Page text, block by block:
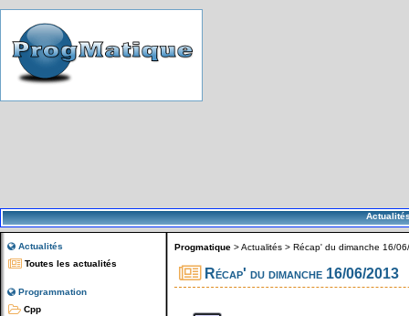
Actualités
Toutes les actualités
Programmation
Cpp
Progmatique >Actualités > Récap' du dimanche 16/
Récap' du dimanche 16/06/2013